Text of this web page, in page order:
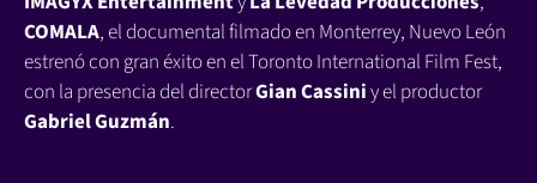
COMALA, el documental filmado en Monterrey, Nuevo León
estrenó con gran éxito en el Toronto International Film Fest,
con la presencia del directorGian Cassiniy el productor
Gabriel Guzmán.